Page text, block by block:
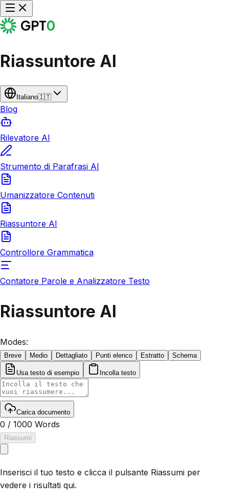
Riassuntore AI
Italiano🇮🇹
Blog
Rilevatore AI
Strumento di Parafrasi AI
Umanizzatore Contenuti
Riassuntore AI
Controllore Grammatica
Contatore Parole e Analizzatore Testo
Riassuntore AI
Modes:
Breve Medio Dettagliato Punti elenco Estratto Schema
Usa testo di esempio Incolla testo
Carica documento
0 / 1000 Words
Riassumi
Inserisci il tuo testo e clicca il pulsante Riassumi per
vedere i risultati qui.